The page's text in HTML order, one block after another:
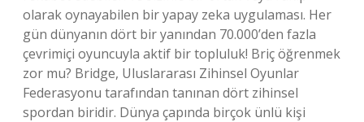
olarak oynayabilen bir yapay zeka uygulaması. Her
gün dünyanın dört bir yanından 70.000’den fazla
çevrimiçi oyuncuyla aktif bir topluluk! Briç öğrenmek
zor mu? Bridge, Uluslararası Zihinsel Oyunlar
Federasyonu tarafından tanınan dört zihinsel
spordan biridir. Dünya çapında birçok ünlü kişi